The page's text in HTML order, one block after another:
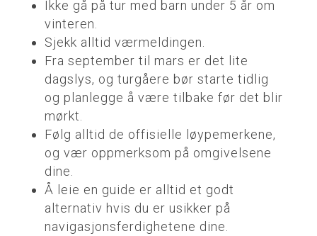
Ikke gå på tur med barn under 5 år om
vinteren.
Sjekk alltid værmeldingen.
Fra september til mars er det lite
dagslys, og turgåere bør starte tidlig
og planlegge å være tilbake før det blir
mørkt.
Følg alltid de offisielle løypemerkene,
og vær oppmerksom på omgivelsene
dine.
Å leie en guide er alltid et godt
alternativ hvis du er usikker på
navigasjonsferdighetene dine.